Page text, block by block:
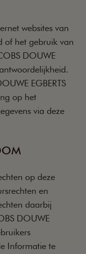
websites van
of het gebruik van
DOUWE
EGBERTS
op het
via deze
op deze
en
daarbij
DOUWE
Informatie te